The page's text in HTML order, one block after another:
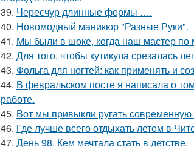
39. Чересчур длинные формы ….
40. Новомодный маникюр "Разные Руки".
41. Мы были в шоке, когда наш мастер
42. Для того, чтобы кутикула срезалась
43. Фольга для ногтей: как применять и
44. В февральском посте я написала о
работе.
45. Вот мы привыкли ругать
46. Где лучше всего отдыхать летом в
47. День 98. Кем мечтала стать в детстве.